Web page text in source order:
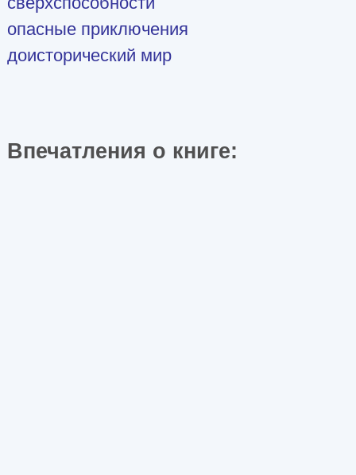
опасные приключения
доисторический мир
Впечатления о книге: